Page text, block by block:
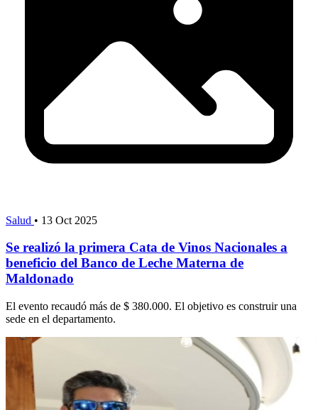
Salud • 13 Oct 2025
Se realizó la primera Cata de Vinos Nacionales a
beneficio del Banco de Leche Materna de
Maldonado
El evento recaudó más de $ 380.000. El objetivo es construir una
sede en el departamento.